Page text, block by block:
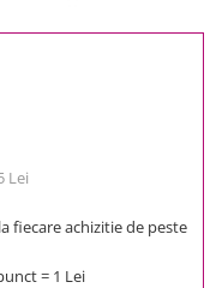
Lei
fiecare achizitie de peste
= 1 Lei